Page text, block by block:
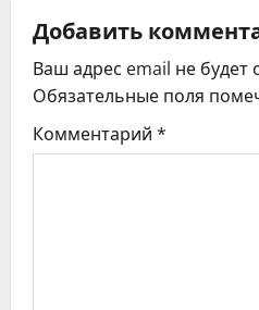
ц
и
я
Добавить
Ваш адрес email не будет
Обязательные поля
Комментарий *